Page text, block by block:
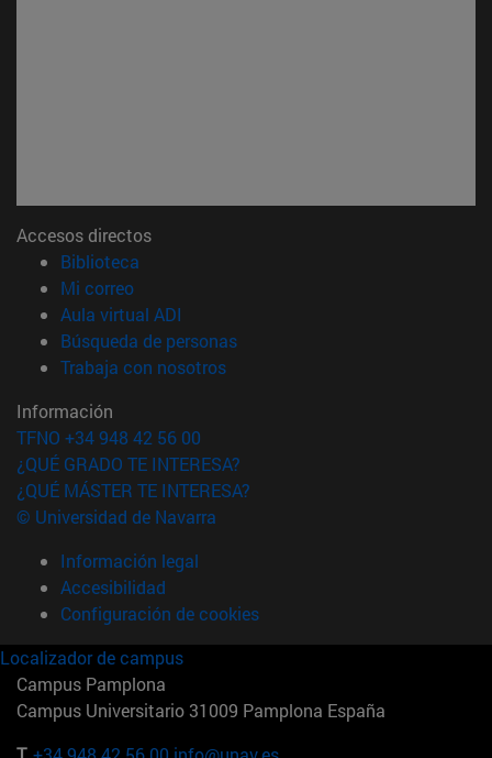
Accesos directos
Biblioteca
Mi correo(abre en nueva ventana)
Aula virtual ADI
Búsqueda de personas(abre en nueva ventana)
Trabaja con nosotros(abre en nueva ventana)
Información
TFNO +34 948 42 56 00
¿QUÉ GRADO TE INTERESA?
¿QUÉ MÁSTER TE INTERESA?
© Universidad de Navarra
Información legal
Accesibilidad
Configuración de cookies
Localizador de campus
Campus Pamplona
Campus Universitario 31009 Pamplona España